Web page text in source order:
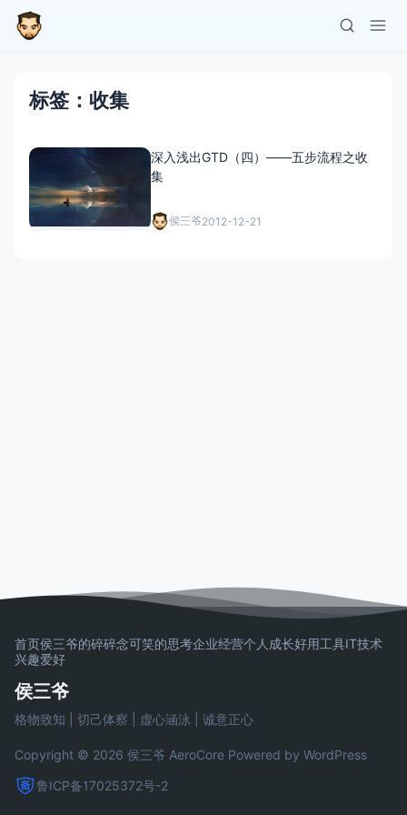
标签：收集
深入浅出GTD（四）——五步流程之收
集
侯三爷2012-12-21
首页侯三爷的碎碎念可笑的思考企业经营个人成长好用工具IT技术
兴趣爱好
侯三爷
格物致知 | 切己体察 | 虚心涵泳 | 诚意正心
Copyright © 2026 侯三爷 AeroCore Powered by WordPress
鲁ICP备17025372号-2